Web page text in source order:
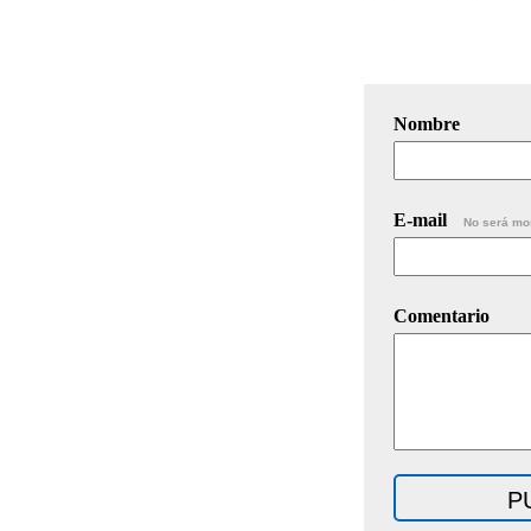
Nombre
E-mail No será
Comentario